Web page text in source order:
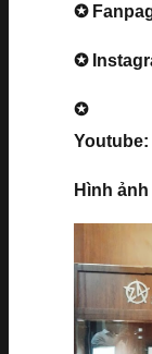
✪
✪
✪
Hình